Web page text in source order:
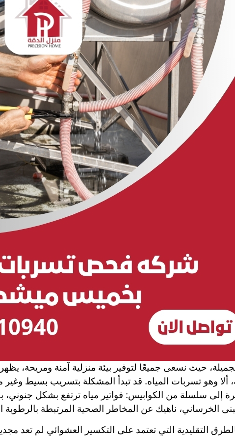
حيث نسعى جميعًا لتوفير بيئة منزلية آمنة ومريحة،
ألا وهو تسربات المياه. قد تبدأ المشكلة بتسريب بسيط
إلى سلسلة من الكوابيس: فواتير مياه ترتفع بشكل
الخرساني، ناهيك عن المخاطر الصحية المرتبطة بالرطوبة
التقليدية التي تعتمد على التكسير العشوائي لم تعد